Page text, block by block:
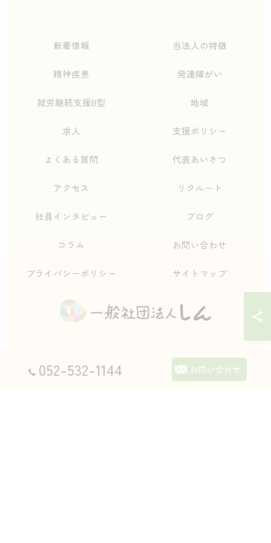
052-532-1144 お問い合わせ
新着情報 当法人の特徴
精神疾患 発達障がい
就労継続支援B型 地域
求人 支援ポリシー
よくある質問 代表あいさつ
アクセス リクルート
社員インタビュー ブログ
コラム お問い合わせ
プライバシーポリシー サイトマップ
© 2026 愛知県名古屋市の自立支援なら一般社団法人しん ALL RIGHTS
RESERVED.